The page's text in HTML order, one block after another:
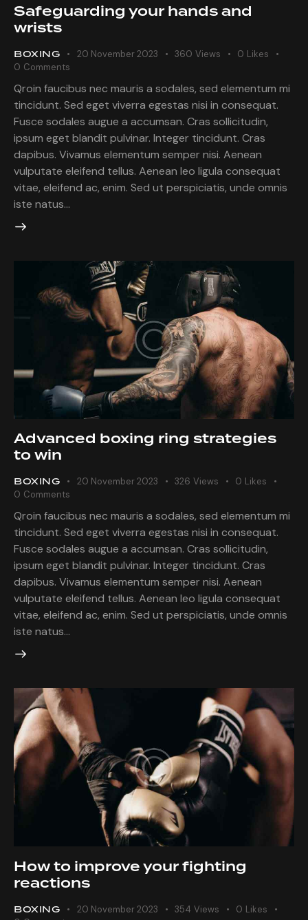
Safeguarding your hands and
wrists
BOXING 20 November 2023 360 Views 0 Likes
0 Comments
Qroin faucibus nec mauris a sodales, sed elementum mi
tincidunt. Sed eget viverra egestas nisi in consequat.
Fusce sodales augue a accumsan. Cras sollicitudin,
ipsum eget blandit pulvinar. Integer tincidunt. Cras
dapibus. Vivamus elementum semper nisi. Aenean
vulputate eleifend tellus. Aenean leo ligula consequat
vitae, eleifend ac, enim. Sed ut perspiciatis, unde omnis
iste natus…
Advanced boxing ring strategies
to win
BOXING 20 November 2023 326 Views 0 Likes
0 Comments
Qroin faucibus nec mauris a sodales, sed elementum mi
tincidunt. Sed eget viverra egestas nisi in consequat.
Fusce sodales augue a accumsan. Cras sollicitudin,
ipsum eget blandit pulvinar. Integer tincidunt. Cras
dapibus. Vivamus elementum semper nisi. Aenean
vulputate eleifend tellus. Aenean leo ligula consequat
vitae, eleifend ac, enim. Sed ut perspiciatis, unde omnis
iste natus…
How to improve your fighting
reactions
BOXING 20 November 2023 354 Views 0 Likes